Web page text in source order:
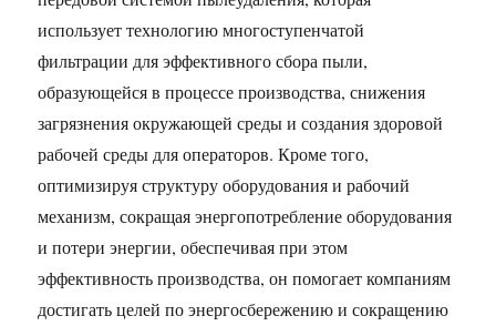
использует технологию многоступенчатой ​​
фильтрации для эффективного сбора пыли,
образующейся в процессе производства, снижения
загрязнения окружающей среды и создания здоровой
рабочей среды для операторов. Кроме того,
оптимизируя структуру оборудования и рабочий
механизм, сокращая энергопотребление оборудования
и потери энергии, обеспечивая при этом
эффективность производства, он помогает компаниям
достигать целей по энергосбережению и сокращению